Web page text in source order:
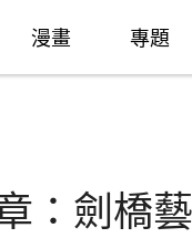
漫畫 專題
：劍橋